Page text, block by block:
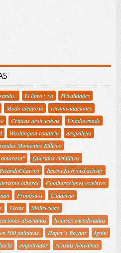
El libro y yo
Frivolidades
Modo aleatorio
recomendaciones
Criticas destructivas
Unadocenade
Washington roadtrip
despellejes
Momentos Etílicos
Queridos científicos
Recent Keyword activity
laboral
Colaboraciones estelares
Propósitos
Cuaderno
Listas
Molirecetas
alsacianas
lecturas encadenadas
500 palabras. Haper´s Bazaar
Ignite
empotrador
revistas femeninas